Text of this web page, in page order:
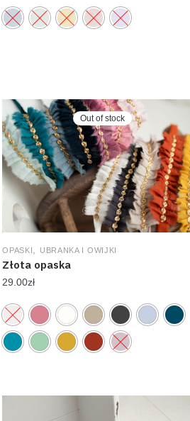
Out of stock
OPASKI UBRANKA I OWIJKI
Złota opaska
29.00zł